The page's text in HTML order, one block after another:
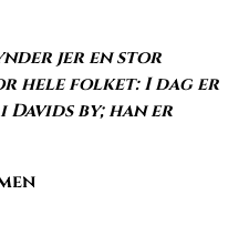
jer en stor
hele folket: I dag er
by; han er